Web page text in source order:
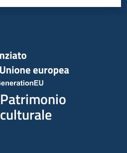
Patrimonio
culturale